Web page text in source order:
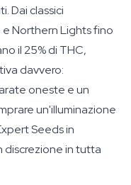
Dai classici
Northern Lights fino
il 25% di THC,
davvero:
oneste e un
un'illuminazione
Seeds in
discrezione in tutta